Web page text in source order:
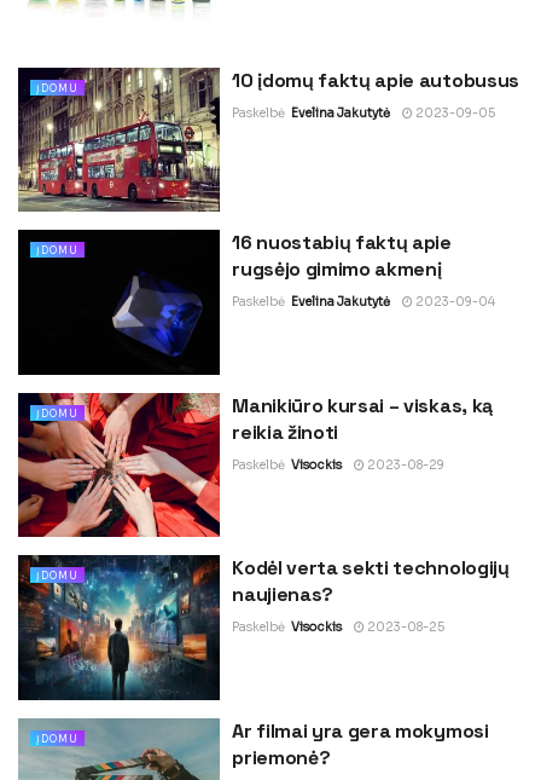
ĮDOMU 10 įdomų faktų apie autobusus
Paskelbė Evelina Jakutytė 2023-09-05
ĮDOMU
16 nuostabių faktų apie
rugsėjo gimimo akmenį
Paskelbė Evelina Jakutytė 2023-09-04
ĮDOMU
Manikiūro kursai – viskas, ką
reikia žinoti
Paskelbė Visockis 2023-08-29
ĮDOMU
Kodėl verta sekti technologijų
naujienas?
Paskelbė Visockis 2023-08-25
ĮDOMU
Ar filmai yra gera mokymosi
priemonė?